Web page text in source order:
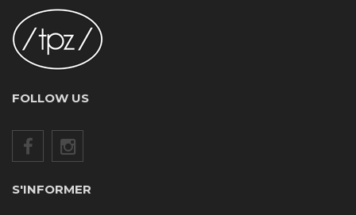
FOLLOW US
S'INFORMER